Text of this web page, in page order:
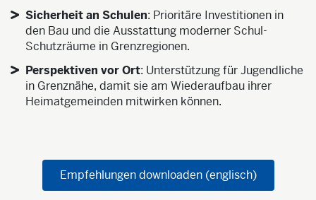
Sicherheit an Schulen: Prioritäre Investitionen in
den Bau und die Ausstattung moderner Schul-
Schutzräume in Grenzregionen.
Perspektiven vor Ort: Unterstützung für Jugendliche
in Grenznähe, damit sie am Wiederaufbau ihrer
Heimatgemeinden mitwirken können.
Empfehlungen downloaden (englisch)